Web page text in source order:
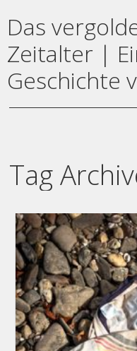
Das
Zeitalter |
Geschichte
Tag